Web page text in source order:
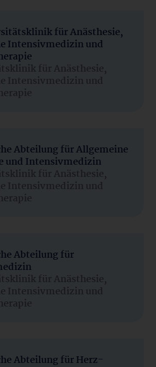
für Anästhesie,
Intensivmedizin und
für Anästhesie,
Intensivmedizin und
Abteilung für Allgemeine
und Intensivmedizin
für Anästhesie,
Intensivmedizin und
Abteilung für
für Anästhesie,
Intensivmedizin und
Abteilung für Herz-